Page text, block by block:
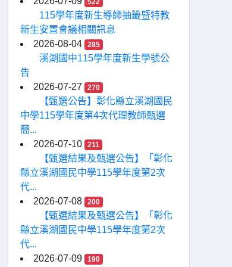
522
115學年度新生導師抽籤暨特教
新生安置會議相關訊息
2026-08-04
285
溪湖國中115學年度新生學號公
告
2026-07-27
270
【甄選公告】彰化縣立溪湖國民
中學115學年度第4次代理教師甄選
簡...
2026-07-10
211
【甄選結果及甄選公告】「彰化
縣立溪湖國民中學115學年度第2次
代...
2026-07-08
200
【甄選結果及甄選公告】「彰化
縣立溪湖國民中學115學年度第2次
代...
2026-07-09
190